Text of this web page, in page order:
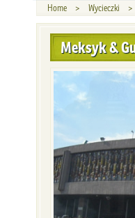
Home > Wycieczki >
Meksyk &